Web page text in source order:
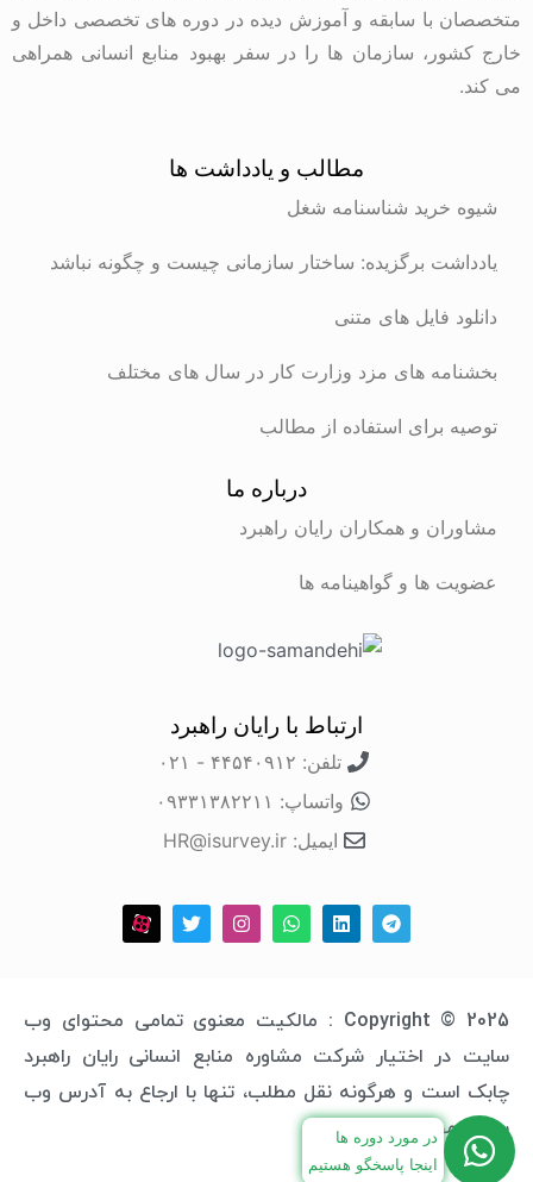
متخصصان با سابقه و آموزش دیده در دوره های تخصصی داخل و
خارج کشور، سازمان ها را در سفر بهبود منابع انسانی همراهی
می کند.
مطالب و یادداشت ها
شیوه خرید شناسنامه شغل
یادداشت برگزیده: ساختار سازمانی چیست و چگونه نباشد
دانلود فایل های متنی
بخشنامه های مزد وزارت کار در سال های مختلف
توصیه برای استفاده از مطالب
درباره ما
مشاوران و همکاران رایان راهبرد
عضویت ها و گواهینامه ها
ارتباط با رایان راهبرد
تلفن: ۴۴۵۴۰۹۱۲ - ۰۲۱
واتساپ: ۰۹۳۳۱۳۸۲۲۱۱
ایمیل: HR@isurvey.ir
Copyright © 2025 : مالکیت معنوی تمامی محتوای وب
سایت در اختیار شرکت مشاوره منابع انسانی رایان راهبرد
چابک است و هرگونه نقل مطلب، تنها با ارجاع به آدرس وب
سایت مجاز خواهد بود.
در مورد دوره ها
اینجا پاسخگو هستیم